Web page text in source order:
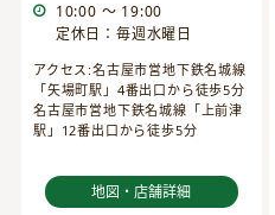
10:00 ～ 19:00
定休日：毎週水曜日
アクセス:名古屋市営地下鉄名城線
「矢場町駅」4番出口から徒歩5分
名古屋市営地下鉄名城線「上前津
駅」12番出口から徒歩5分
地図・店舗詳細